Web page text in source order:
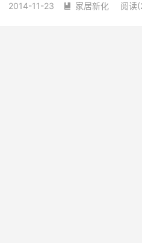
2014-11-23  家居新化 阅读